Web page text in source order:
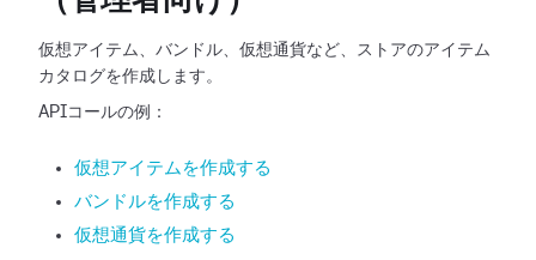
仮想アイテム、バンドル、仮想通貨など、ストアのアイテム
カタログを作成します。
APIコールの例：
仮想アイテムを作成する
バンドルを作成する
仮想通貨を作成する